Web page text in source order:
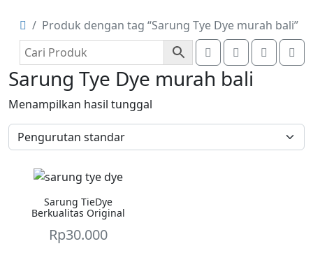
Produk dengan tag “Sarung Tye Dye murah bali”
Search Account
Sarung Tye Dye murah bali
Menampilkan hasil tunggal
Sarung TieDye
Berkualitas Original
Rp30.000